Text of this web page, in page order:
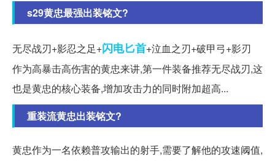
s29黄忠最强出装铭文?
无尽战刃+影忍之足+闪电匕首+泣血之刃+破甲弓+影刃
作为高暴击高伤害的黄忠来讲,第一件装备推荐无尽战刃,这
也是黄忠的核心装备,增加攻击力的同时附加超高...
重装流黄忠出装铭文?
黄忠作为一名依赖普攻输出的射手,需要了解他的攻速阈值,